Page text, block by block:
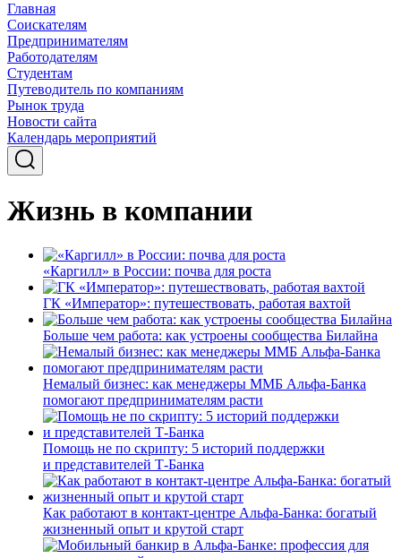
Главная
Соискателям
Предпринимателям
Работодателям
Студентам
Путеводитель по компаниям
Рынок труда
Новости сайта
Календарь мероприятий
Жизнь в компании
«Каргилл» в России: почва для роста
ГК «Император»: путешествовать, работая вахтой
Больше чем работа: как устроены сообщества Билайна
Немалый бизнес: как менеджеры ММБ Альфа-Банка
помогают предпринимателям расти
Помощь не по скрипту: 5 историй поддержки
и представителей Т-Банка
Как работают в контакт-центре Альфа-Банка: богатый
жизненный опыт и крутой старт